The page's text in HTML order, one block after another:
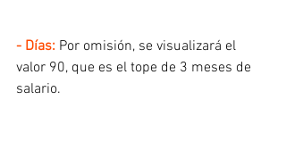
- Días: Por omisión, se visualizará el
valor 90, que es el tope de 3 meses de
salario.